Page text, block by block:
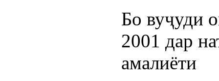
Бо вуҷуди
2001 дар
амалиёти